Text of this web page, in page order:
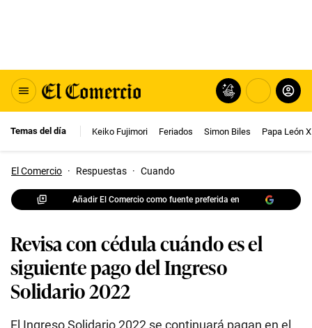
Temas del día Keiko Fujimori Feriados Simon Biles Papa León
El Comercio · Respuestas · Cuando
Añadir El Comercio como fuente preferida en
Revisa con cédula cuándo es el
siguiente pago del Ingreso
Solidario 2022
El Ingreso Solidario 2022 se continuará pagan en el